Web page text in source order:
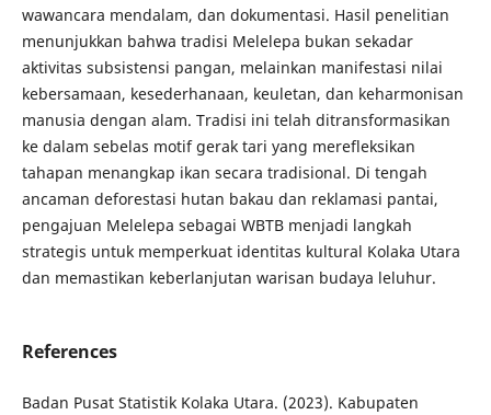
wawancara mendalam, dan dokumentasi. Hasil penelitian
menunjukkan bahwa tradisi Melelepa bukan sekadar
aktivitas subsistensi pangan, melainkan manifestasi nilai
kebersamaan, kesederhanaan, keuletan, dan keharmonisan
manusia dengan alam. Tradisi ini telah ditransformasikan
ke dalam sebelas motif gerak tari yang merefleksikan
tahapan menangkap ikan secara tradisional. Di tengah
ancaman deforestasi hutan bakau dan reklamasi pantai,
pengajuan Melelepa sebagai WBTB menjadi langkah
strategis untuk memperkuat identitas kultural Kolaka Utara
dan memastikan keberlanjutan warisan budaya leluhur.
References
Badan Pusat Statistik Kolaka Utara. (2023). Kabupaten